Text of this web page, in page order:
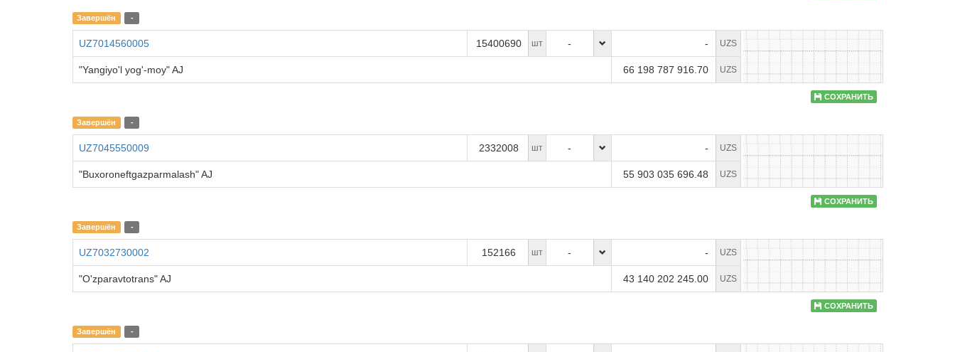
Завершён -
UZ7014560005 15400690 шт - - UZS
"Yangiyo'l yog'-moy" AJ 66 198 787 916.70 UZS
СОХРАНИТЬ
Завершён -
UZ7045550009 2332008 шт - - UZS
"Buxoroneftgazparmalash" AJ 55 903 035 696.48 UZS
СОХРАНИТЬ
Завершён -
UZ7032730002 152166 шт - - UZS
"O'zparavtotrans" AJ 43 140 202 245.00 UZS
СОХРАНИТЬ
Завершён -